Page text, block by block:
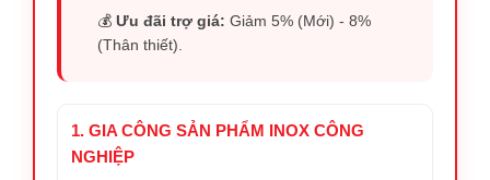
💰Ưu đãi trợ giá: Giảm 5% (Mới) - 8%
(Thân thiết).
1. GIA CÔNG SẢN PHẨM INOX CÔNG
NGHIỆP